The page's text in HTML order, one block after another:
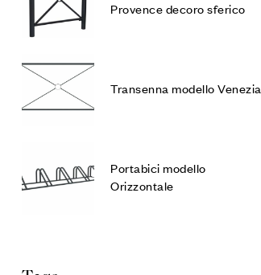
Provence decoro sferico
Transenna modello Venezia
Portabici modello
Orizzontale